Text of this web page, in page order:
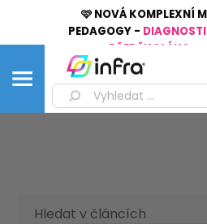
🩷 NOVÁ KOMPLEXNÍ
PEDAGOGY -
PŘEDŠKOLÁKA
Hledat v článcích